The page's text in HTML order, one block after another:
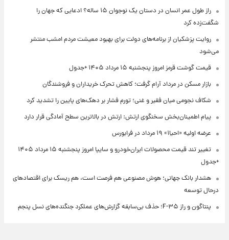
راز طول عمر انسان در دستان یک نوجوان ۱۵ ساله؟ ادعایی که جهان را
شگفت‌زده کرد
روایت پزشکیان از برنامه‌های دولت برای بهبود معیشت مردم امشب منتشر
می‌شود
قیمت گوشت قرمز امروز پنجشنبه ۱۵ مرداد ۱۴۰۵ +جدول
بازار مسکن در مرداد آرام گرفت؛ کاهش تحرک خریداران و فروشندگان
شکاف نجومی میان فقیر و غنی؛ تورم فشار بر دهک‌های پایین را تشدید کرد
پیام اطمینان‌بخش سخنگوی ارتش: ارتش در بالاترین سطح آمادگی قرار دارد
عرضه اولیه «احیا۱» ۱۹ مرداد در فرابورس
تغییر تند قیمت محصولات ایران‌خودرو و سایپا امروز پنجشنبه ۱۵ مرداد ۱۴۰۵
+جدول
هشدار بانک جهانی؛ هوش مصنوعی هم فرصت است، هم ریسک برای اقتصادهای
درحال توسعه
پنتاگون و راز F-۳۵؛ حذف بی‌سابقه گزارش‌های عملکرد جنگنده‌های نسل پنجم